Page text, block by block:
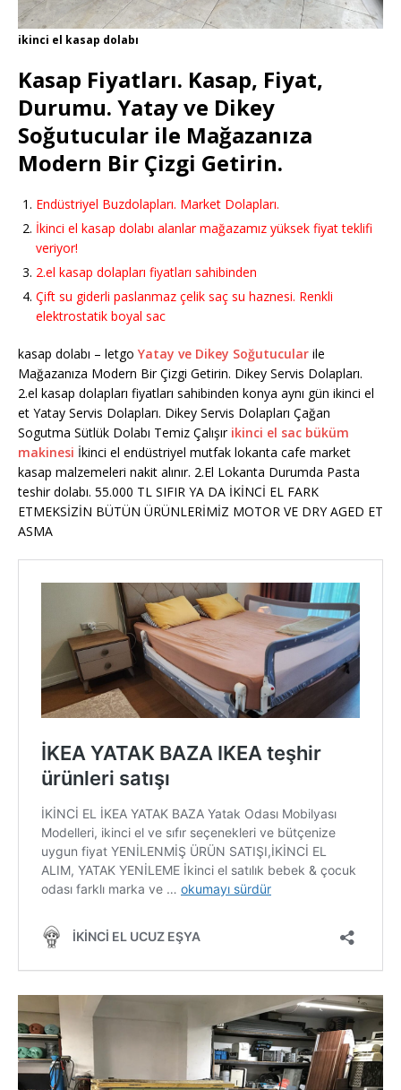
ikinci el kasap dolabı
Kasap Fiyatları. Kasap, Fiyat,
Durumu. Yatay ve Dikey
Soğutucular ile Mağazanıza
Modern Bir Çizgi Getirin.
Endüstriyel Buzdolapları. Market Dolapları.
İkinci el kasap dolabı alanlar mağazamız yüksek fiyat teklifi
veriyor!
2.el kasap dolapları fiyatları sahibinden
Çift su giderli paslanmaz çelik saç su haznesi. Renkli
elektrostatik boyal sac
kasap dolabı – letgo Yatay ve Dikey Soğutucular ile
Mağazanıza Modern Bir Çizgi Getirin. Dikey Servis Dolapları.
2.el kasap dolapları fiyatları sahibinden konya aynı gün ikinci el
et Yatay Servis Dolapları. Dikey Servis Dolapları Çağan
Sogutma Sütlük Dolabı Temiz Çalışır ikinci el sac büküm
makinesi İkinci el endüstriyel mutfak lokanta cafe market
kasap malzemeleri nakit alınır. 2.El Lokanta Durumda Pasta
teshir dolabı. 55.000 TL SIFIR YA DA İKİNCİ EL FARK
ETMEKSİZİN BÜTÜN ÜRÜNLERİMİZ MOTOR VE DRY AGED ET
ASMA